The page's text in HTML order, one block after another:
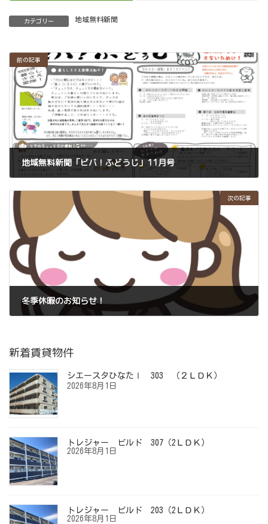
カテゴリー 地域無料新聞
前の記事
地域無料新聞「ビバ！ふどうじ」11月号
2022年11月6日
次の記事
冬季休暇のお知らせ！
2022年12月27日
新着賃貸物件
シエースタひなたⅠ 303 （２ＬＤＫ）
2026年8月1日
トレジャー ビルド 307（2ＬＤＫ）
2026年8月1日
トレジャー ビルド 203（2ＬＤＫ）
2026年8月1日